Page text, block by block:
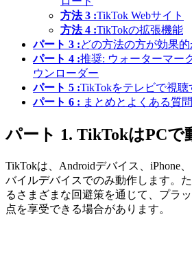
方法 3 :TikTok Webサイト
方法 4 :TikTokの拡張機能
パート 3 :どの方法の方が効果的
パート 4 :推奨: ウォーターマー
ウンローダー
パート 5 :TikTokをテレビで視
パート 6 : まとめとよくある質問
パート 1. TikTokはPCで
TikTokは、Androidデバイス、iPhone
バイルデバイスでのみ動作します。
るさまざまな回避策を通じて、プラ
点を享受できる場合があります。